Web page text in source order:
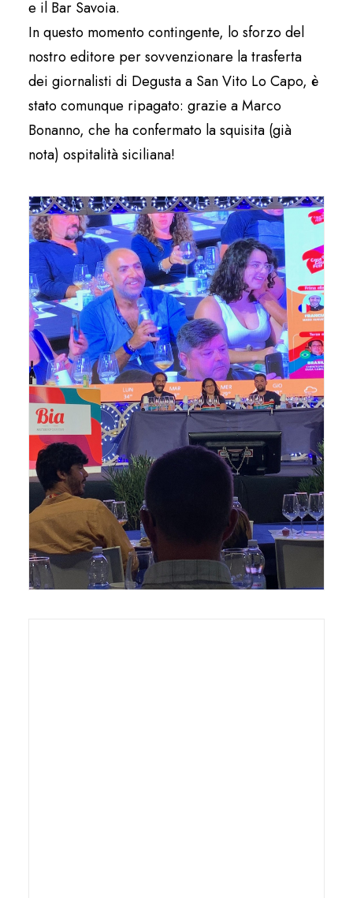
e il Bar Savoia.
In questo momento contingente, lo sforzo del
nostro editore per sovvenzionare la trasferta
dei giornalisti di Degusta a San Vito Lo Capo, è
stato comunque ripagato: grazie a Marco
Bonanno, che ha confermato la squisita (già
nota) ospitalità siciliana!